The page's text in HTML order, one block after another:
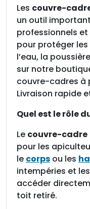
Les couvre-
un outil
professionnels
pour protéger
l’eau, la
sur notre
couvre-cadres à
Livraison rapide
Quel est le rôle
Le couvre-cadre
pour les
le corps ou les
intempéries et
accéder
toit retiré.